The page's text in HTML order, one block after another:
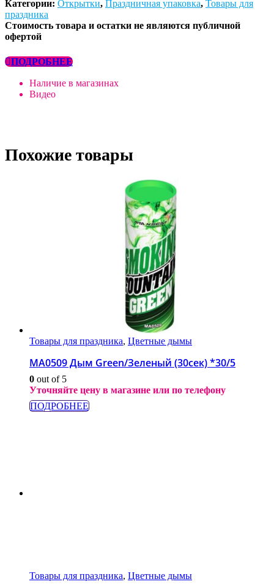
Категории: Открытки, Праздничная упаковка, Товары для
праздника
Стоимость товара и остатки не являются публичной
офертой
ПОДРОБНЕЕ
Наличие в магазинах
Видео
Похожие товары
Товары для праздника, Цветные дымы
МА0509 Дым Green/Зеленый (30сек) *30/5
0 out of 5
Уточняйте цену в магазине или по телефону
ПОДРОБНЕЕ
Товары для праздника, Цветные дымы